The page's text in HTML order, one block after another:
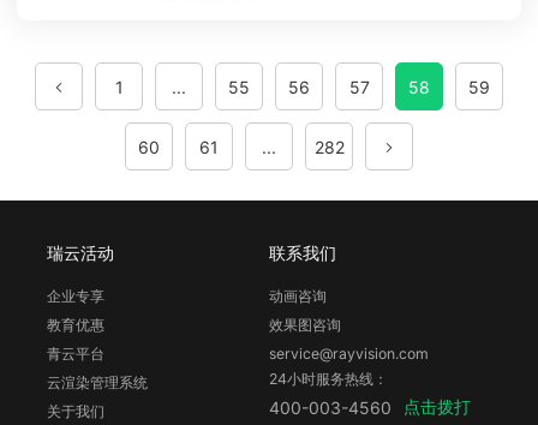
1 ... 55 56 57 58 59
60 61 ... 282
瑞云活动
企业专享
教育优惠
青云平台
云渲染管理系统
关于我们
联系我们
动画咨询
效果图咨询
service@rayvision.com
24小时服务热线：
400-003-4560 点击拨打